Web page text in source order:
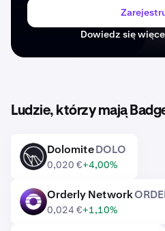
Dowiedz się
Ludzie, którzy mają
DOLO DolomiteDOLO
0,020 €+4,00%
ORDER Orderly Network
0,024 €+1,10%